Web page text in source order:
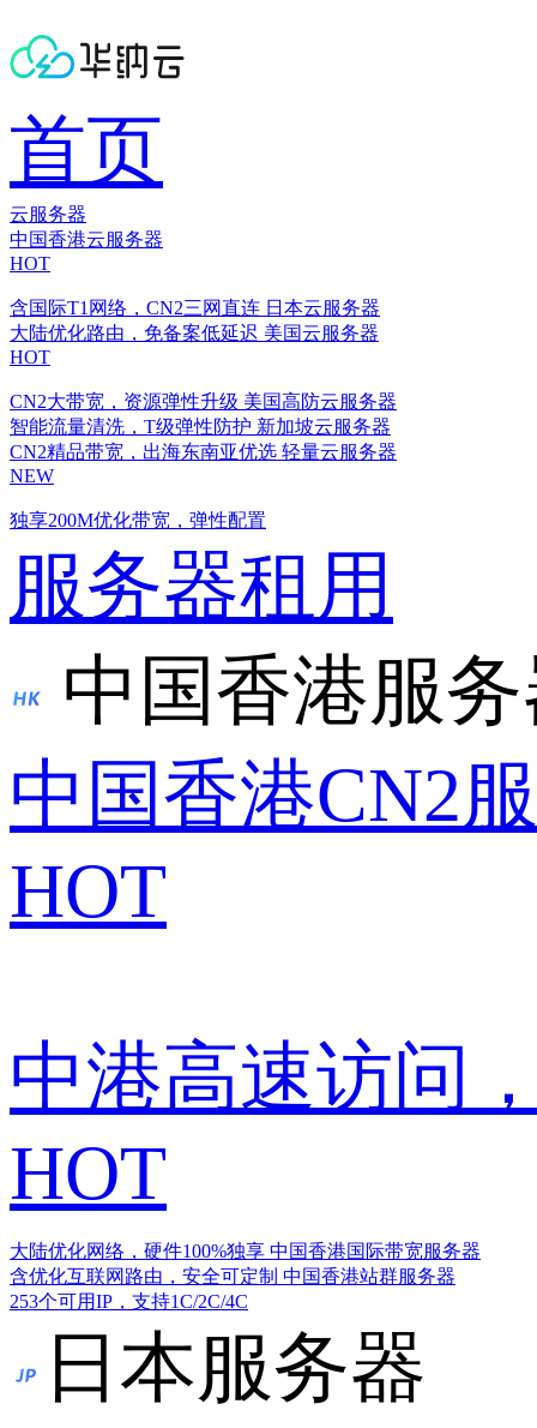
首页
云服务器
中国香港云服务器
HOT
含国际T1网络，CN2三网直连 日本云服务器
大陆优化路由，免备案低延迟 美国云服务器
HOT
CN2大带宽，资源弹性升级 美国高防云服务器
智能流量清洗，T级弹性防护 新加坡云服务器
CN2精品带宽，出海东南亚优选 轻量云服务器
NEW
独享200M优化带宽，弹性配置
服务器租用
中国香港服
中国香港CN2
HOT
中港高速访问
HOT
大陆优化网络，硬件100%独享 中国香港国际带宽服务器
含优化互联网路由，安全可定制 中国香港站群服务器
253个可用IP，支持1C/2C/4C
日本服务器